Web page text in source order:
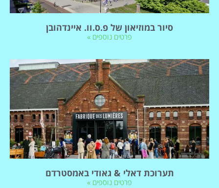
סיור במוזיאון של פ.ס.וו. איינדהובן
פרטים נוספים »
תערוכת דאלי & גאודי באמסטרדם
פרטים נוספים »